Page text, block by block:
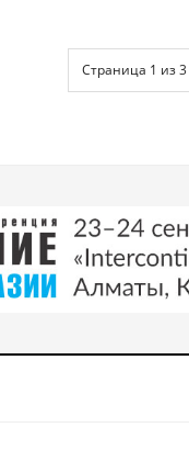
Страница 1 из 3